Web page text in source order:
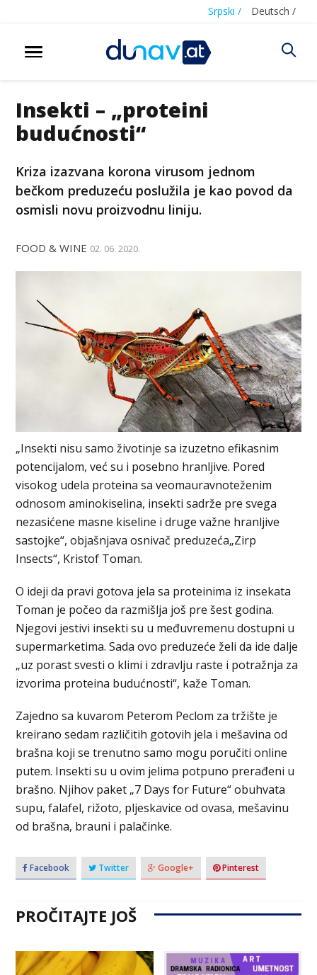
Srpski / Deutsch /
Insekti – „proteini
budućnosti“
Kriza izazvana korona virusom jednom
bečkom preduzeću poslužila je kao povod da
osmisli novu proizvodnu liniju.
FOOD & WINE 02. 06. 2020.
„Insekti nisu samo životinje sa izuzetno efikasnim
potencijalom, već su i posebno hranljive. Pored
visokog udela proteina sa veomauravnoteženim
odnosom aminokiselina, insekti sadrže pre svega
nezasićene masne kiseline i druge važne hranljive
sastojke“, objašnjava osnivač preduzeća„Zirp
Insects“, Kristof Toman.
O ideji da pravi gotova jela sa proteinima iz insekata
Toman je počeo da razmišlja još pre šest godina.
Njegovi jestivi insekti su u međuvremenu dostupni u
supermarketima. Sada ovo preduzeće želi da ide dalje
„uz porast svesti o klimi i zdravlju raste i potražnja za
izvorima proteina budućnosti“, kaže Toman.
Zajedno sa kuvarom Peterom Peclom za tržište je
kreirano sedam različitih gotovih jela i mešavina od
brašna koji se trenutno samo mogu poručiti online
putem. Insekti su u ovim jelima potpuno prerađeni u
brašno. Njihov paket „7 Days for Future“ obuhvata
supu, falafel, rižoto, pljeskavice od ovasa, mešavinu
od brašna, brauni i palačinke.
Facebook Twitter Google+ Pinterest
PROČITAJTE JOŠ